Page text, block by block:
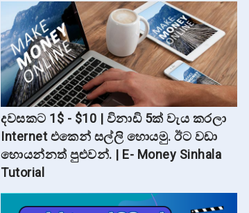
දවසකට 1$ - $10 | විනාඩි 5ක් වැය කරලා
Internet එකෙන් සල්ලි හොයමු. ඊට වඩා
හොයන්නත් පුළුවන්. | E- Money Sinhala
Tutorial